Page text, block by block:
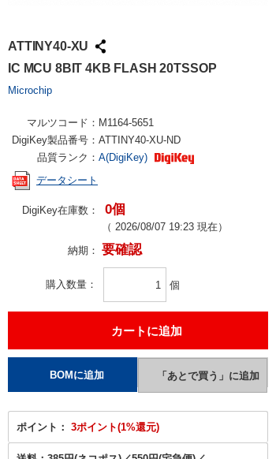
ATTINY40-XU
IC MCU 8BIT 4KB FLASH 20TSSOP
Microchip
マルツコード： M1164-5651
DigiKey製品番号： ATTINY40-XU-ND
品質ランク： A(DigiKey)
データシート
DigiKey在庫数： 0個
（ 2026/08/07 19:23 現在）
納期： 要確認
購入数量 個
ポイント： 3ポイント(1%還元)